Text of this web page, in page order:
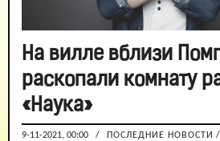
На вилле вблизи
раскопали комнату
«Наука»
9-11-2021, 00:00 / ПОСЛЕДНИЕ НОВОСТИ /